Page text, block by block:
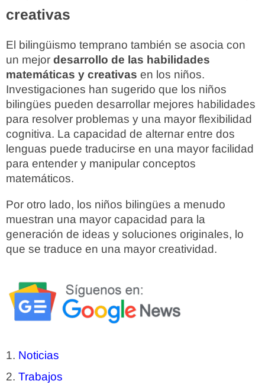
creativas
El bilingüismo temprano también se asocia con
un mejor desarrollo de las habilidades
matemáticas y creativas en los niños.
Investigaciones han sugerido que los niños
bilingües pueden desarrollar mejores habilidades
para resolver problemas y una mayor flexibilidad
cognitiva. La capacidad de alternar entre dos
lenguas puede traducirse en una mayor facilidad
para entender y manipular conceptos
matemáticos.
Por otro lado, los niños bilingües a menudo
muestran una mayor capacidad para la
generación de ideas y soluciones originales, lo
que se traduce en una mayor creatividad.
Noticias
Trabajos